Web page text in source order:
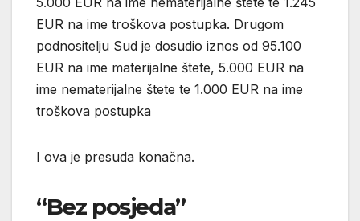
EUR na ime troškova postupka. Drugom
podnositelju Sud je dosudio iznos od 95.100
EUR na ime materijalne štete, 5.000 EUR na
ime nematerijalne štete te 1.000 EUR na ime
troškova postupka
I ova je presuda konačna.
“Bez posjeda”